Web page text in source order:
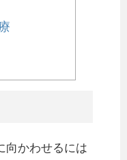
向かわせるには